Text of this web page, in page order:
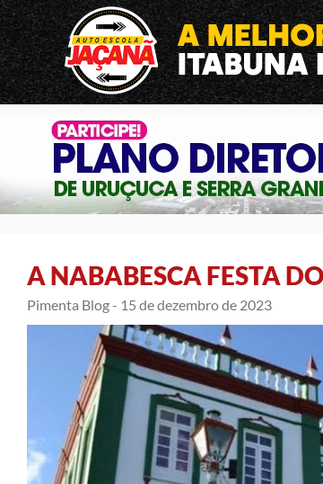
A NABABESCA FESTA
Pimenta Blog - 15 de dezembro de 2023